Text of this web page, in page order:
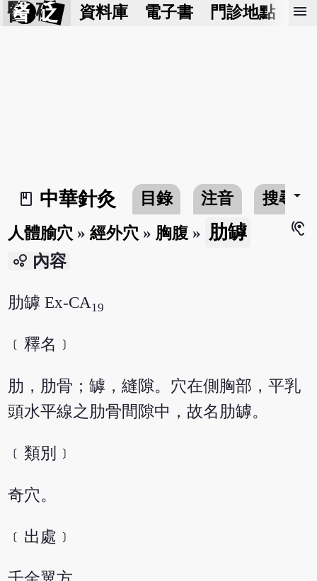
醫 砭 資料庫 電子書 門診地點 預
menu
book_2
中華針灸 目錄 注音 搜尋arrow_drop_down
人體腧穴 »經外穴 » 胸腹 » 肋罅
hearing
bubble_chart 內容
肋罅 Ex-CA19
﹝釋名﹞
肋，肋骨；罅，縫隙。穴在側胸部，平乳
頭水平線之肋骨間隙中，故名肋罅。
﹝類別﹞
奇穴。
﹝出處﹞